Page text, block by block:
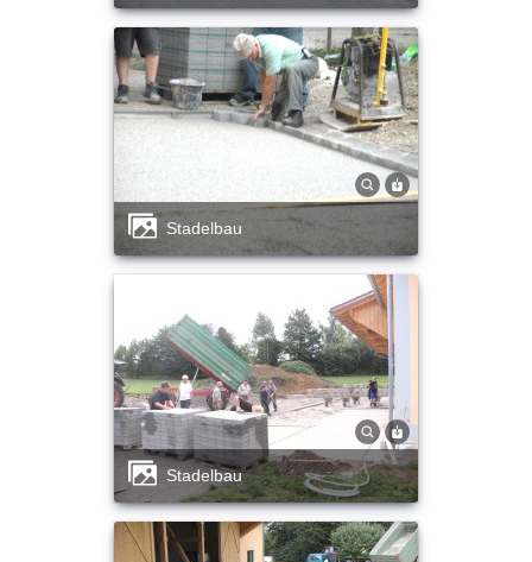
Stadelbau
Stadelbau